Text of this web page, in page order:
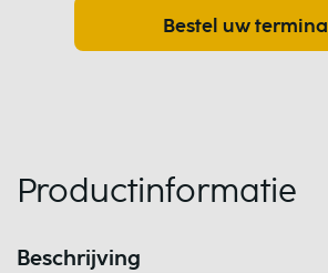
Bestel uw terminal
Productinformatie
Beschrijving